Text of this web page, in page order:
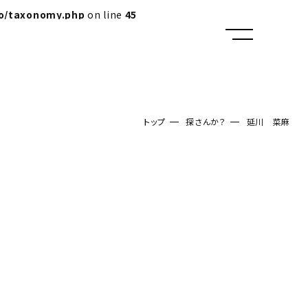
taxonomy.php on line 45
トップ 探さんか？ 延川 菜麻